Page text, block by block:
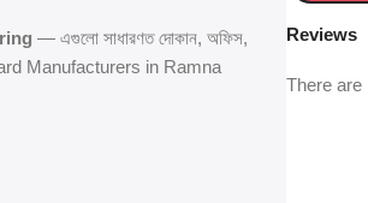
— এগুলো সাধারণত দোকান, অফিস,
Board Manufacturers in Ramna
Reviews
There are